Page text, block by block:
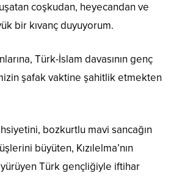
coşkudan, heyecandan ve
bir kıvanç duyuyorum.
Türk-İslam davasının genç
şafak vaktine şahitlik etmekten
bozkurtlu mavi sancağın
büyüten, Kızılelma’nın
yürüyen Türk gençliğiyle iftihar